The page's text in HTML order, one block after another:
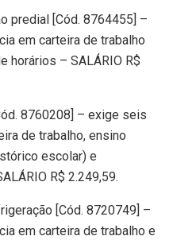
predial [Cód. 8764455] –
em carteira de trabalho
horários – SALÁRIO R$
8760208] – exige seis
de trabalho, ensino
escolar) e
R$ 2.249,59.
[Cód. 8720749] –
em carteira de trabalho e